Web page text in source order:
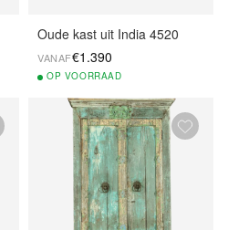
Oude kast uit India 4520
VANAF€1.390
OP VOORRAAD